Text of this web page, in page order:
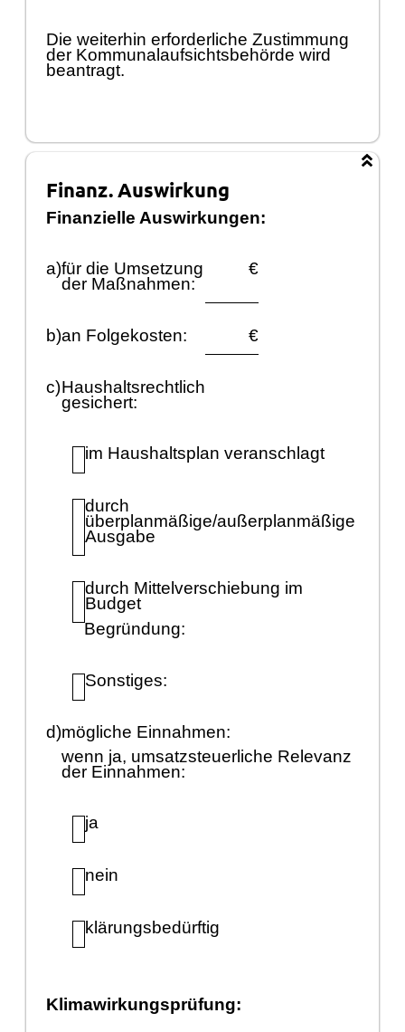
Die weiterhin erforderliche Zustimmung
der Kommunalaufsichtsbehörde wird
beantragt.
Finanz. Auswirkung
Finanzielle Auswirkungen:
a)für die Umsetzung
der Maßnahmen:
€
b)an Folgekosten: €
c)Haushaltsrechtlich
gesichert:
im Haushaltsplan veranschlagt
durch
überplanmäßige/außerplanmäßige
Ausgabe
durch Mittelverschiebung im
Budget
Begründung:
Sonstiges:
d)mögliche Einnahmen:
wenn ja, umsatzsteuerliche Relevanz
der Einnahmen:
ja
nein
klärungsbedürftig
Klimawirkungsprüfung: